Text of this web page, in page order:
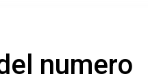
numero